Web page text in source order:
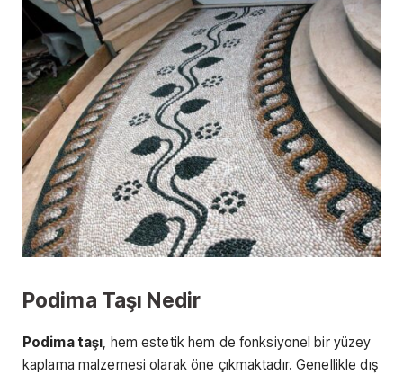
Podima Taşı Nedir
Podima taşı, hem estetik hem de fonksiyonel bir yüzey
kaplama malzemesi olarak öne çıkmaktadır. Genellikle dış